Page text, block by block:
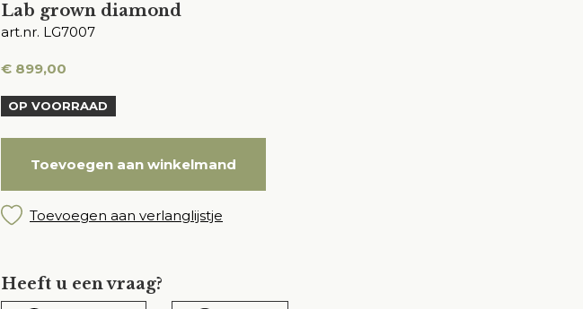
Lab grown diamond
art.nr. LG7007
€ 899,00
OP VOORRAAD
Toevoegen aan winkelmand
Toevoegen aan verlanglijstje
Heeft u een vraag?